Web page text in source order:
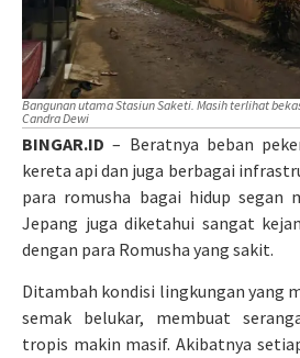
Bangunan utama Stasiun Saketi. Masih terlihat
Candra Dewi
BINGAR.ID – Beratnya beban
kereta api dan juga berbagai
para romusha bagai hidup segan
Jepang juga diketahui sangat
dengan para Romusha yang sakit.
Ditambah kondisi lingkungan yang
semak belukar, membuat
tropis makin masif. Akibatnya